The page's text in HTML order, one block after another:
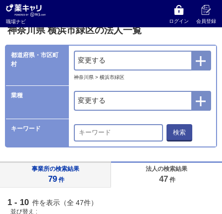
職場ナビ ログイン 会員登録
薬キャリ 職場ナビ 横浜市緑区の法人一覧
神奈川県 横浜市緑区の法人一覧
都道府県・市区町
村
変更する
神奈川県 > 横浜市緑区
業種
変更する
キーワード 検索
事業所の検索結果
79 件
法人の検索結果
47 件
1 - 10 件を表示（全 47件）
並び替え :